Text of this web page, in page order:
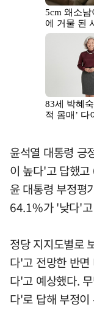
윤석열 대통령 긍
이 높다'고 답했
윤 대통령 부정
64.1%가 '낮다'
정당 지지도별로
다'고 전망한 반
다'고 예상했다.
다'로 답해 부정이